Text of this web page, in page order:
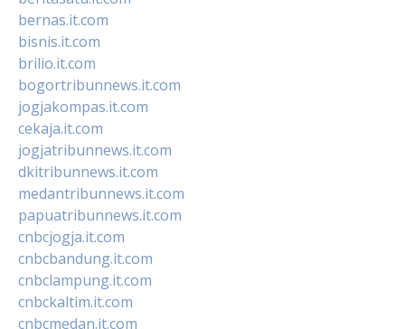
bernas.it.com
bisnis.it.com
brilio.it.com
bogortribunnews.it.com
jogjakompas.it.com
cekaja.it.com
jogjatribunnews.it.com
dkitribunnews.it.com
medantribunnews.it.com
papuatribunnews.it.com
cnbcjogja.it.com
cnbcbandung.it.com
cnbclampung.it.com
cnbckaltim.it.com
cnbcmedan.it.com